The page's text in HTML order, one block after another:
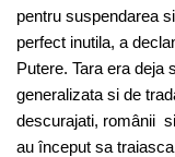
pentru suspendarea
perfect inutila, a
Putere. Tara era deja
generalizata si de
descurajati, românii
au început sa